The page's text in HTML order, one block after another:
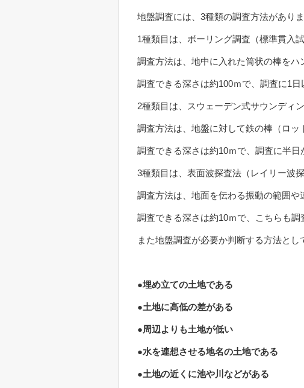
地盤調査には、3種類の調査方法がありま
1種類目は、ボーリング調査（標準貫入試
調査方法は、地中に入れた筒状の棒をハ
調査できる深さは約100ｍで、調査に1日
2種類目は、スウェーデン式サウンディ
調査方法は、地盤に対して鉄の棒（ロッ
調査できる深さは約10ｍで、調査に半日
3種類目は、表面波探査法（レイリー波探
調査方法は、地面を伝わる振動の範囲や
調査できる深さは約10ｍで、こちらも調
また地盤調査が必要か判断する方法とし
●埋め立ての土地である
●土地に高低の差がある
●周辺よりも土地が低い
●水を連想させる地名の土地である
●土地の近くに池や川などがある